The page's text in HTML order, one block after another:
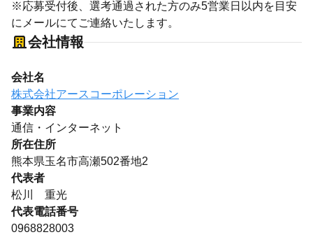
※応募受付後、選考通過された方のみ5営業日以内を目安
にメールにてご連絡いたします。
会社情報
会社名
株式会社アースコーポレーション
事業内容
通信・インターネット
所在住所
熊本県玉名市高瀬502番地2
代表者
松川 重光
代表電話番号
0968828003